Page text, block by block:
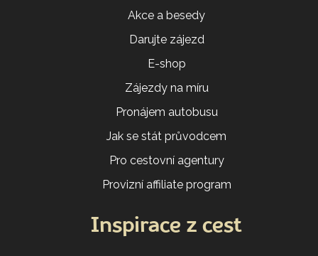
Akce a besedy
Darujte zájezd
E-shop
Zájezdy na míru
Pronájem autobusu
Jak se stát průvodcem
Pro cestovní agentury
Provizní affiliate program
Inspirace z cest